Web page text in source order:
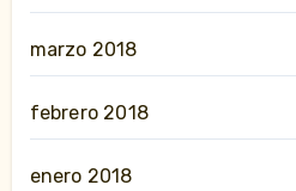
marzo 2018
febrero 2018
enero 2018